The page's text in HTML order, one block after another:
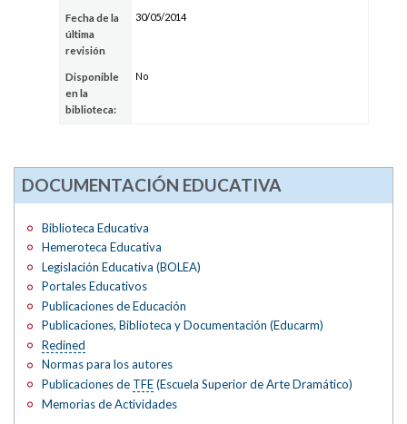
Fecha de la
última
revisión
30/05/2014
Disponible
en la
biblioteca:
No
DOCUMENTACIÓN EDUCATIVA
Biblioteca Educativa
Hemeroteca Educativa
Legislación Educativa (BOLEA)
Portales Educativos
Publicaciones de Educación
Publicaciones, Biblioteca y Documentación (Educarm)
Redined
Normas para los autores
Publicaciones de TFE(Escuela Superior de Arte Dramático)
Memorias de Actividades